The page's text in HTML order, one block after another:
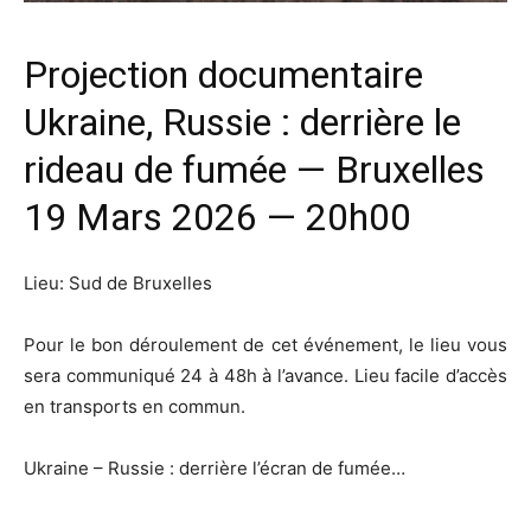
Projection documentaire
Ukraine, Russie : derrière le
rideau de fumée — Bruxelles
19 Mars 2026 — 20h00
Lieu: Sud de Bruxelles
Pour le bon déroulement de cet événement, le lieu vous
sera communiqué 24 à 48h à l’avance. Lieu facile d’accès
en transports en commun.
Ukraine – Russie : derrière l’écran de fumée…